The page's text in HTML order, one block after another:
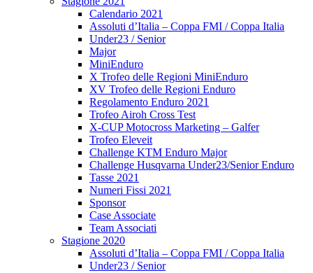
Calendario 2021
Assoluti d’Italia – Coppa FMI / Coppa Italia
Under23 / Senior
Major
MiniEnduro
X Trofeo delle Regioni MiniEnduro
XV Trofeo delle Regioni Enduro
Regolamento Enduro 2021
Trofeo Airoh Cross Test
X-CUP Motocross Marketing – Galfer
Trofeo Eleveit
Challenge KTM Enduro Major
Challenge Husqvarna Under23/Senior Enduro
Tasse 2021
Numeri Fissi 2021
Sponsor
Case Associate
Team Associati
Stagione 2020
Assoluti d’Italia – Coppa FMI / Coppa Italia
Under23 / Senior